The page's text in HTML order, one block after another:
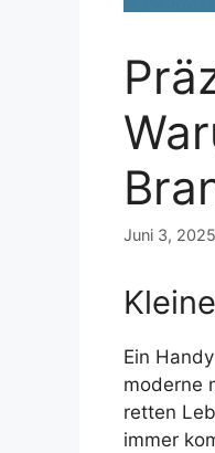
Juni 3, 2025
Ein
moderne
retten
immer